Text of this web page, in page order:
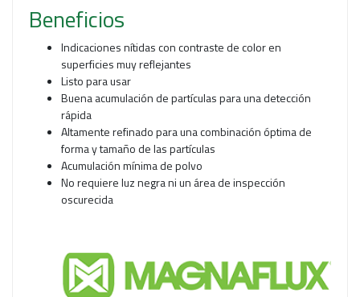
Beneficios
Indicaciones nítidas con contraste de color en
superficies muy reflejantes
Listo para usar
Buena acumulación de partículas para una detección
rápida
Altamente refinado para una combinación óptima de
forma y tamaño de las partículas
Acumulación mínima de polvo
No requiere luz negra ni un área de inspección
oscurecida